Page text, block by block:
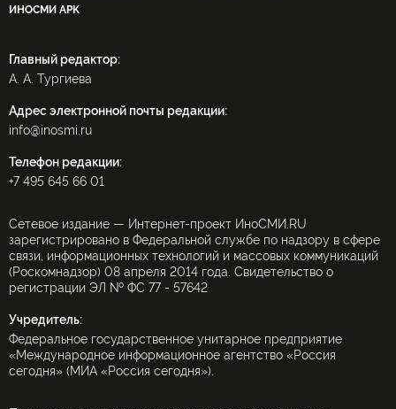
ИНОСМИ APK
Главный редактор:
А. А. Тургиева
Адрес электронной почты редакции:
info@inosmi.ru
Телефон редакции:
+7 495 645 66 01
Сетевое издание — Интернет-проект ИноСМИ.RU
зарегистрировано в Федеральной службе по надзору в сфере
связи, информационных технологий и массовых коммуникаций
(Роскомнадзор) 08 апреля 2014 года. Свидетельство о
регистрации ЭЛ № ФС 77 - 57642
Учредитель:
Федеральное государственное унитарное предприятие
«Международное информационное агентство «Россия
сегодня» (МИА «Россия сегодня»).